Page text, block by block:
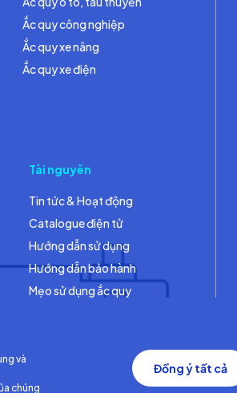
Ắc quy công nghiệp
Ắc quy xe nâng
Ắc quy xe điện
Tài nguyên
Tin tức & Hoạt động
Catalogue điện tử
Hướng dẫn sử dụng
Hướng dẫn bảo hành
Mẹo sử dụng ắc quy
và
chúng
Đồng ý tất cả